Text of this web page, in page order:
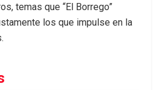
temas que “El Borrego”
los que impulse en la